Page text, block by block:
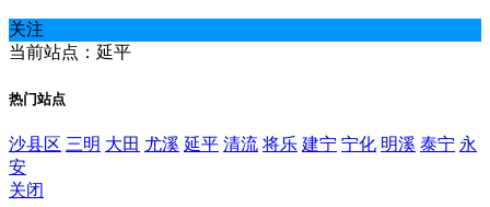
关注
当前站点：延平
热门站点
沙县区 三明 大田 尤溪 延平 清流 将乐 建宁 宁化 明溪 泰宁 永
安
关闭